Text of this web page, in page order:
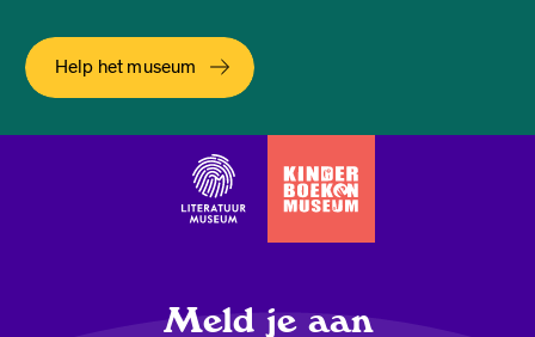
Help het museum
Meld je aan